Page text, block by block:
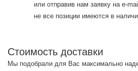
или отправив нам заявку на e-
не все позиции имеются в
Стоимость доставки
Мы подобрали для Вас максимально